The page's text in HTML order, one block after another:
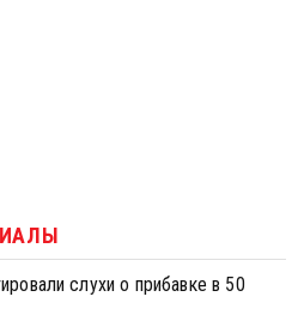
слухи о прибавке в 50